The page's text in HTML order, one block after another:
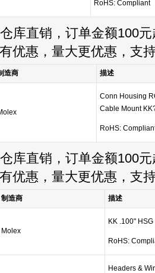
RoHS: Compliant
库直销，订单金额100元
优惠，量大更优惠，支
造商 描述
Conn Housing
Cable Mount
RoHS:
库直销，订单金额100元
优惠，量大更优惠，支
制造商 描述
Molex
KK .100"
RoHS:
Headers &